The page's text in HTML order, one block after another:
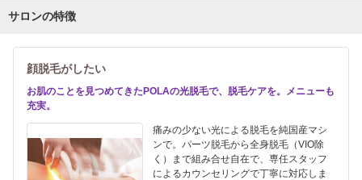
サロンの特徴
顔脱毛がしたい
お肌のことを見つめてきたPOLAの光脱毛で、脱毛ケアを。メニューも
充実。
痛みの少ない光による脱毛を純国産マシ
ンで。パーツ脱毛から全身脱毛（VIO除
く）まで組み合せ自在で、専任スタッフ
によるカウンセリングで丁寧に対応しま